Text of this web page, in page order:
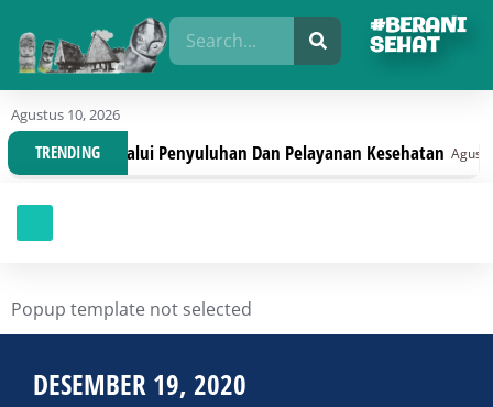
#BERANI
SEHAT
Agustus 10, 2026
TRENDINGMelalui Penyuluhan Dan Pelayanan Kesehatan Agustus
Popup template not selected
DESEMBER 19, 2020